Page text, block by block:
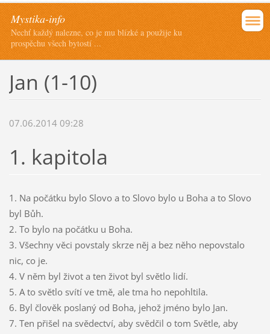
Mystika-info
Nechť každý nalezne, co je mu blízké a použije ku
prospěchu všech bytostí ...
Jan (1-10)
07.06.2014 09:28
1. kapitola
1. Na počátku bylo Slovo a to Slovo bylo u Boha a to Slovo
byl Bůh.
2. To bylo na počátku u Boha.
3. Všechny věci povstaly skrze něj a bez něho nepovstalo
nic, co je.
4. V něm byl život a ten život byl světlo lidí.
5. A to světlo svítí ve tmě, ale tma ho nepohltila.
6. Byl člověk poslaný od Boha, jehož jméno bylo Jan.
7. Ten přišel na svědectví, aby svědčil o tom Světle, aby